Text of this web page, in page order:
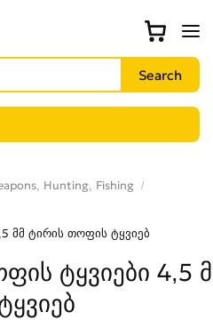
Hunting, Fishing
მმ ტირის თოფის ტყვიებ
ტყვიები 4,5